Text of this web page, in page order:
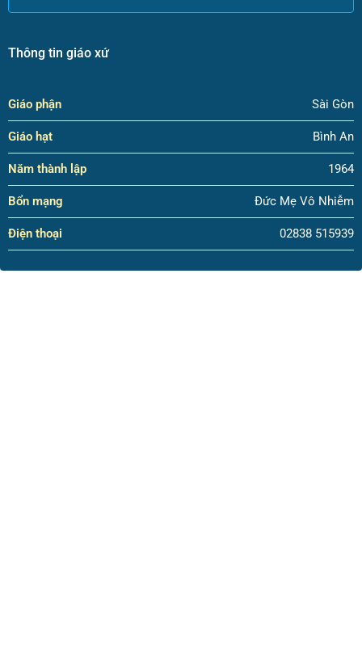
Thông tin giáo xứ
Giáo phận Sài Gòn
Giáo hạt Bình An
Năm thành lập 1964
Bổn mạng Đức Mẹ Vô Nhiễm
Điện thoại 02838 515939